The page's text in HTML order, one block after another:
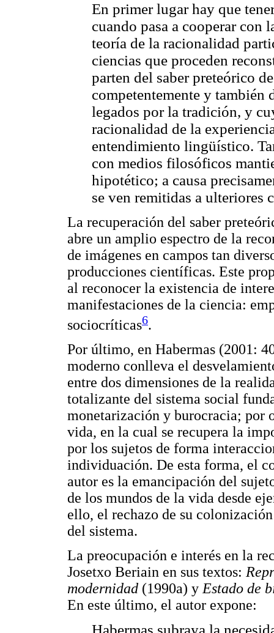
En primer lugar hay que
cuando pasa a cooperar con
teoría de la racionalidad
ciencias que proceden
parten del saber preteórico
competentemente y también
legados por la tradición, y
racionalidad de la
entendimiento lingüístico.
con medios filosóficos
hipotético; a causa
se ven remitidas a ulteriores
La recuperación del saber
abre un amplio espectro de la
de imágenes en campos tan
producciones científicas. Este
al reconocer la existencia de
manifestaciones de la ciencia:
sociocríticas6.
Por último, en Habermas (2001:
moderno conlleva el
entre dos dimensiones de la
totalizante del sistema social
monetarización y burocracia; por
vida, en la cual se recupera la
por los sujetos de forma
individuación. De esta forma, el
autor es la emancipación del
de los mundos de la vida desde
ello, el rechazo de su
del sistema.
La preocupación e interés en la
Josetxo Beriain en sus textos:
modernidad (1990a) y Estado de
En este último, el autor expone:
Habermas subraya la